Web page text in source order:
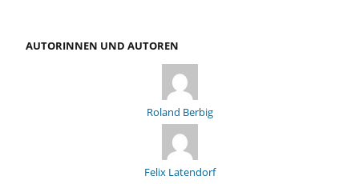
AUTORINNEN UND AUTOREN
Roland Berbig
Felix Latendorf